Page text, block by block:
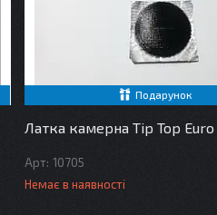
Подарунок
Латка камерна Tip Top
10705
Немає в наявності